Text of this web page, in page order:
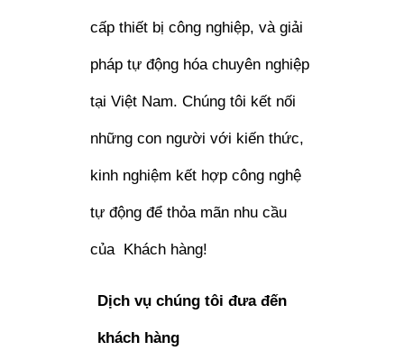
cấp thiết bị công nghiệp, và giải
pháp tự động hóa chuyên nghiệp
tại Việt Nam. Chúng tôi kết nối
những con người với kiến thức,
kinh nghiệm kết hợp công nghệ
tự động để thỏa mãn nhu cầu
của Khách hàng!
Dịch vụ chúng tôi đưa đến
khách hàng